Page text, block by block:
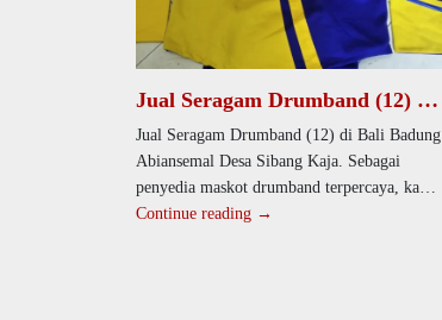
Jual Seragam Drumband (12) di
Bali Badung Abiansemal Desa
Sibang Kaja
Jual Seragam Drumband (12) di Bali Badung
Abiansemal Desa Sibang Kaja. Sebagai
penyedia maskot drumband terpercaya, kami
menghadirkan produk yang
Continue reading →